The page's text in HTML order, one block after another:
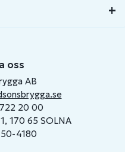
oss
AB
20 00
170 65 SOLNA
4180